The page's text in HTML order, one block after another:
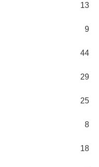
13
9
44
29
25
8
18